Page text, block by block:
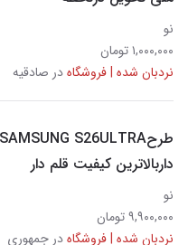
نو
۱,۰۰۰,۰۰۰ تومان
نردبان شده | فروشگاهدر صادقیه
داربالاترین کیفیت قلم دار
نو
۹,۹۰۰,۰۰۰ تومان
نردبان شده | فروشگاهدر جمهوری